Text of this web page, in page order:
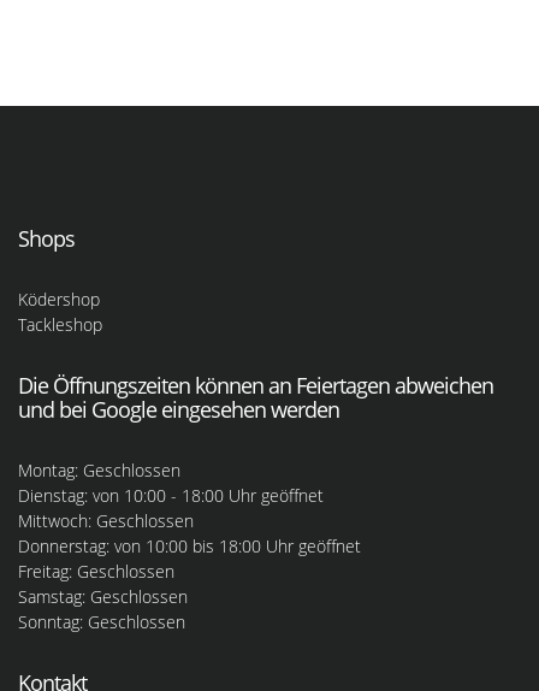
Shops
Ködershop
Tackleshop
Die Öffnungszeiten können an Feiertagen abweichen
und bei Google eingesehen werden
Montag: Geschlossen
Dienstag: von 10:00 - 18:00 Uhr geöffnet
Mittwoch: Geschlossen
Donnerstag: von 10:00 bis 18:00 Uhr geöffnet
Freitag: Geschlossen
Samstag: Geschlossen
Sonntag: Geschlossen
Kontakt